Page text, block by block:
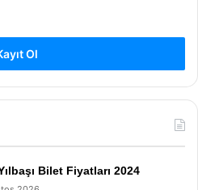
Ol
Bilet Fiyatları 2024